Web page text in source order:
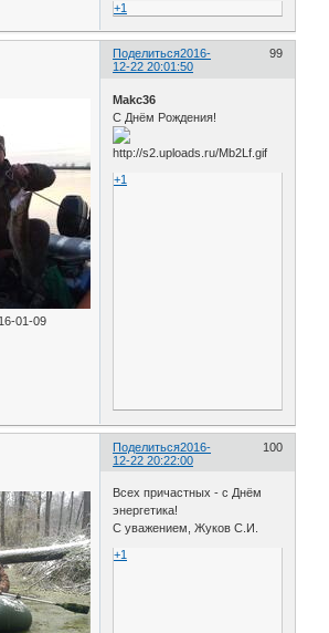
+1
Поделиться 99
2016-
12-22 20:01:50
01-09
Makc36
С Днём Рождения!
+1
Поделиться 100
2016-
12-22 20:22:00
Всех причастных - с Днём
энергетика!
С уважением, Жуков С.И.
+1